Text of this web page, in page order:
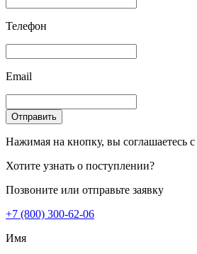
Телефон
Email
Отправить
Нажимая на кнопку, вы соглашаетесь с
Хотите узнать о поступлении?
Позвоните или отправьте заявку
+7 (800) 300-62-06
Имя